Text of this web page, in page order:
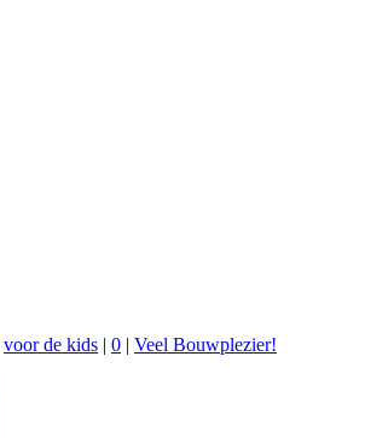
voor de kids | 0 | Veel Bouwplezier!